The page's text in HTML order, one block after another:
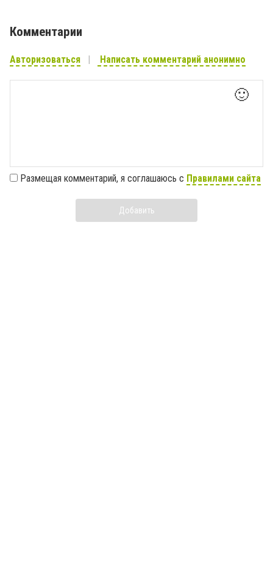
Комментарии
Авторизоваться Написать комментарий анонимно
🙂
Размещая комментарий, я соглашаюсь с Правилами сайта
Добавить